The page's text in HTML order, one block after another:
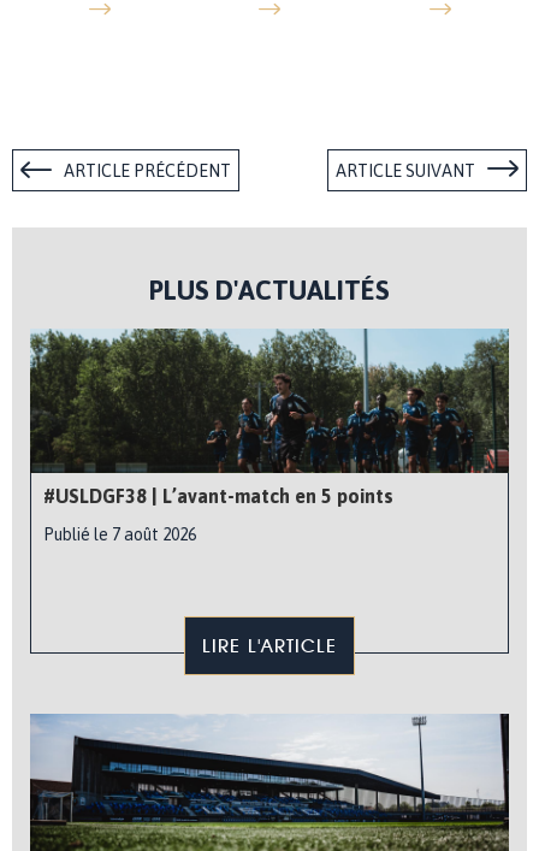
ARTICLE PRÉCÉDENT ARTICLE SUIVANT
PLUS D'ACTUALITÉS
#USLDGF38 | L’avant-match en 5 points
Publié le 7 août 2026
LIRE L'ARTICLE